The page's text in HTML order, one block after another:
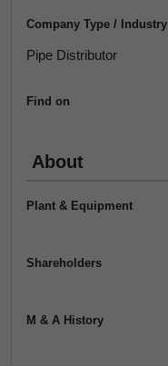
Company Type / Industry
Pipe Distributor
Find on
About
Plant & Equipment
Shareholders
M & A History